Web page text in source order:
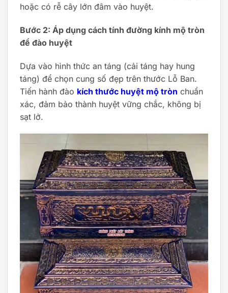
hoặc có rễ cây lớn đâm vào huyệt.
Bước 2: Áp dụng cách tính đường kính mộ tròn
để đào huyệt
Dựa vào hình thức an táng (cải táng hay hung
táng) để chọn cung số đẹp trên thước Lỗ Ban.
Tiến hành đào kích thước huyệt mộ tròn chuẩn
xác, đảm bảo thành huyệt vững chắc, không bị
sạt lở.